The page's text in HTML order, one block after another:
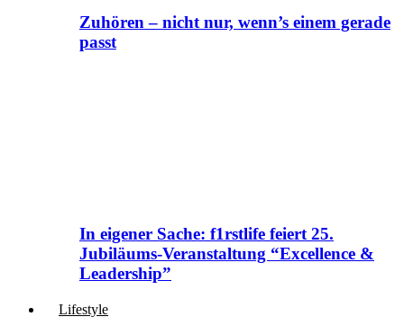
Zuhören – nicht nur, wenn’s einem gerade
passt
In eigener Sache: f1rstlife feiert 25.
Jubiläums-Veranstaltung “Excellence &
Leadership”
Lifestyle